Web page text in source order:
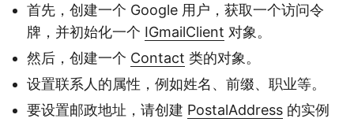
首先，创建一个 Google 用户，获取一个访问令
牌，并初始化一个 IGmailClient 对象。
然后，创建一个 Contact 类的对象。
设置联系人的属性，例如姓名、前缀、职业等。
要设置邮政地址，请创建 PostalAddress 的实例